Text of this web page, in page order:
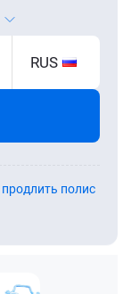
RUS
продлить полис